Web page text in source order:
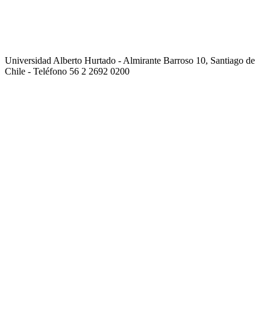
Universidad Alberto Hurtado - Almirante Barroso 10, Santiago de
Chile - Teléfono 56 2 2692 0200